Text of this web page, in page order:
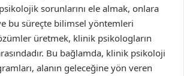
sorunlarını ele almak, onlara
bu süreçte bilimsel yöntemleri
üretmek, klinik psikologların
Bu bağlamda, klinik psikoloji
alanın geleceğine yön veren